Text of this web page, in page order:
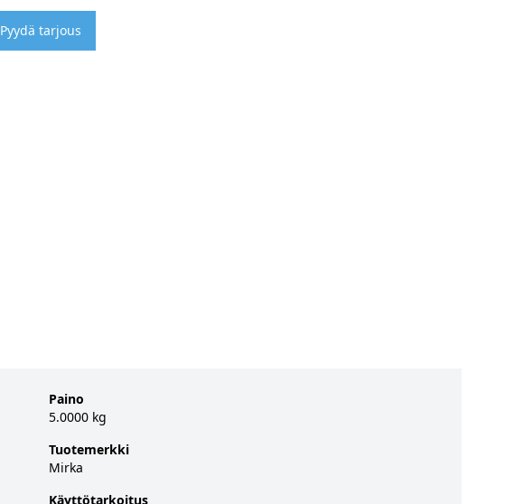
Pyydä tarjous
Paino
5.0000 kg
Tuotemerkki
Mirka
Käyttötarkoitus